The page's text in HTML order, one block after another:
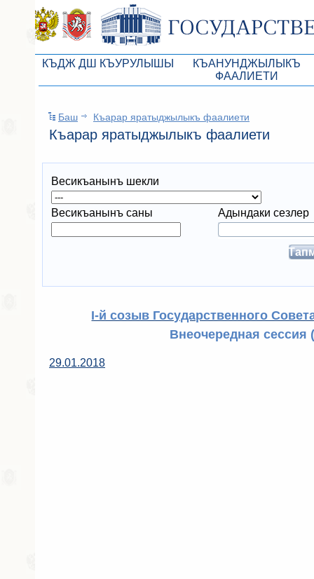
КЪДЖ ДШ КЪУРУЛЫШЫ
КъМДж ЮР Президиумы
Депутатлар корпусы
КъМДж ЮР депутатлар фракциялары
КъМДж ЮР аппараты
КЪАНУНДЖЫЛЫКЪ
ФААЛИЕТИ
Бюджет Республики
Законы
Независимая
Информация
Схема
Баш Къарар яратыджылыкъ фаалиети
Къарар яратыджылыкъ фаалиети
Весикъанынъ шекли
Весикъанынъ саны Адындаки сезлер
I-й созыв Государственного
Внеочередная сессия
29.01.2018